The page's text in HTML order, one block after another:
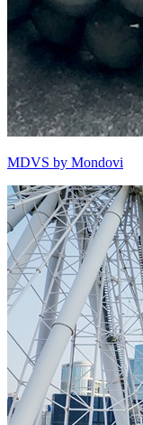
MDVS by Mondovi